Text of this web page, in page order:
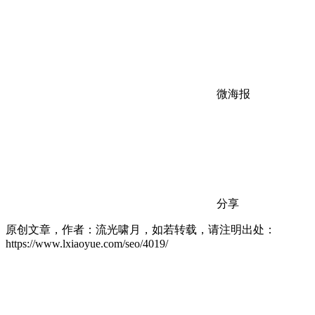
微海报
分享
原创文章，作者：流光啸月，如若转载，请注明出处：
https://www.lxiaoyue.com/seo/4019/